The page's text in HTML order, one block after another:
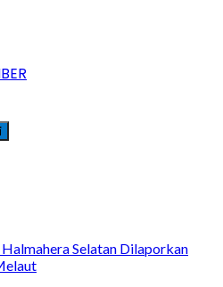
Selatan Dilaporkan